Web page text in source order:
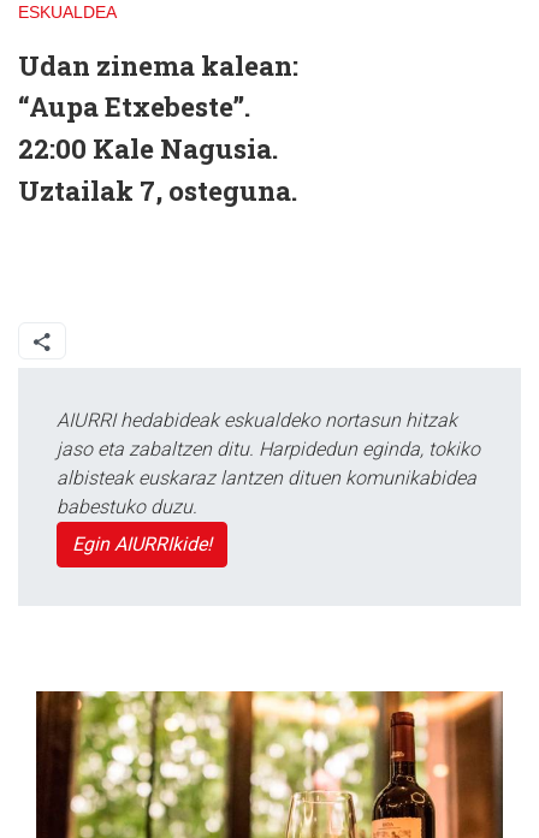
ESKUALDEA
Udan zinema kalean:
“Aupa Etxebeste”.
22:00 Kale Nagusia.
Uztailak 7, osteguna.
AIURRI hedabideak eskualdeko nortasun hitzak
jaso eta zabaltzen ditu. Harpidedun eginda, tokiko
albisteak euskaraz lantzen dituen komunikabidea
babestuko duzu.
Egin AIURRIkide!